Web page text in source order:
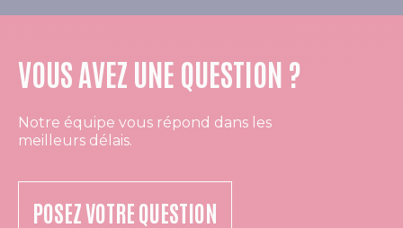
VOUS AVEZ UNE QUESTION ?
Notre équipe vous répond dans les
meilleurs délais.
POSEZ VOTRE QUESTION